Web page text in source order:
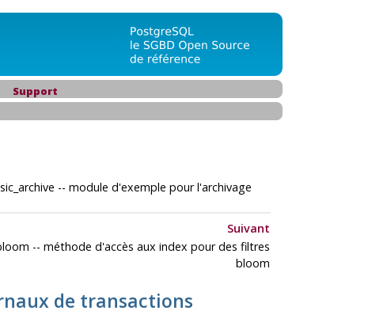
Support
-- module d'exemple pour l'archivage
Suivant
-- méthode d'accès aux index pour des filtres
bloom
de transactions